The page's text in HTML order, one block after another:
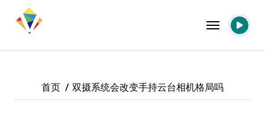
首页 双摄系统会改变手持云台相机格局吗